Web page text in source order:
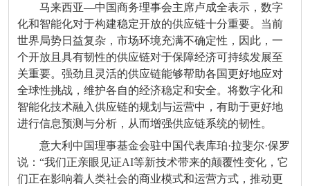
马来西亚—中国商务理事会主席卢成全表示，数字
化和智能化对于构建稳定开放的供应链十分重要。当前
世界局势日益复杂，市场环境充满不确定性，因此，一
个开放且具有韧性的供应链对于保障经济可持续发展至
关重要。强劲且灵活的供应链能够帮助各国更好地应对
全球性挑战，维护各自的经济稳定和安全。将数字化和
智能化技术融入供应链的规划与运营中，有助于更好地
进行信息预测与分析，从而增强供应链系统的韧性。
意大利中国理事基金会驻中国代表库珀·拉斐尔·保罗
说：“我们正亲眼见证AI等新技术带来的颠覆性变化，它
们正在影响着人类社会的商业模式和运营方式，推动更